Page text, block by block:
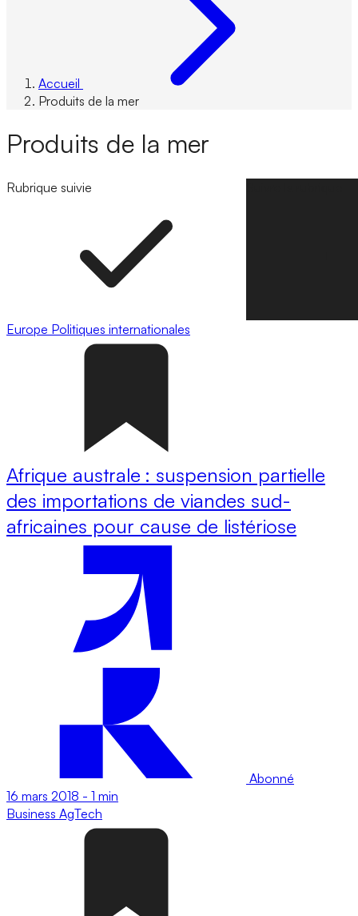
Accueil
Produits de la mer
Produits de la mer
Rubrique suivie
Europe Politiques internationales
Afrique australe : suspension partielle
des importations de viandes sud-
africaines pour cause de listériose
Abonné
16 mars 2018 - 1 min
Business AgTech